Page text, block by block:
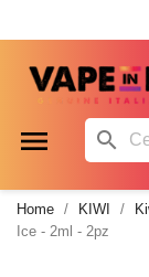
 
Home KIWI
Ice - 2ml - 2pz